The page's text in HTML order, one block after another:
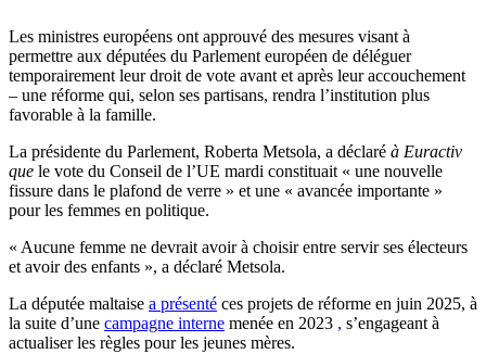
Les ministres européens ont approuvé des mesures visant à
permettre aux députées du Parlement européen de déléguer
temporairement leur droit de vote avant et après leur accouchement
– une réforme qui, selon ses partisans, rendra l’institution plus
favorable à la famille.
La présidente du Parlement, Roberta Metsola, a déclaré à Euractiv
que le vote du Conseil de l’UE mardi constituait « une nouvelle
fissure dans le plafond de verre » et une « avancée importante »
pour les femmes en politique.
« Aucune femme ne devrait avoir à choisir entre servir ses électeurs
et avoir des enfants », a déclaré Metsola.
La députée maltaise a présenté ces projets de réforme en juin 2025, à
la suite d’une campagne interne menée en 2023 , s’engageant à
actualiser les règles pour les jeunes mères.